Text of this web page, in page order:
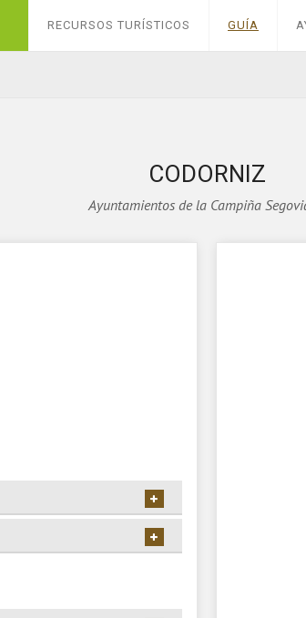
RECURSOS TURÍSTICOS GUÍA
CODORNIZ
Ayuntamientos de la Campiña